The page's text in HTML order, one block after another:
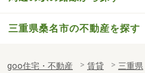
三重県桑名市の不動産を探す
goo住宅・不動産 賃貸 三重県